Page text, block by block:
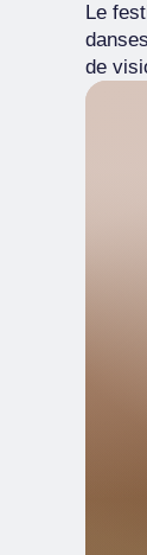
Le
de